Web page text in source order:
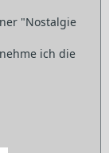
"Nostalgie
ich die